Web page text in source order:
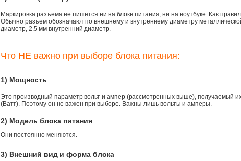
Маркировка разъема не пишется ни на блоке питания, ни на ноутбуке. Как
Обычно разъем обозначают по внешнему и внутреннему диаметру
диаметр, 2.5 мм внутренний диаметр.
Что НЕ важно при выборе блока питания:
1) Мощность
Это производный параметр вольт и ампер (рассмотренных выше), получаемый
(Ватт). Поэтому он не важен при выборе. Важны лишь вольты и амперы.
2) Модель блока питания
Они постоянно меняются.
3) Внешний вид и форма блока